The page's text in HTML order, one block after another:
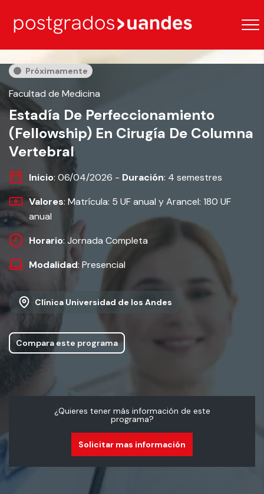
Próximamente
Facultad de Medicina
Estadía De Perfeccionamiento
(Fellowship) En Cirugía De Columna
Vertebral
Inicio: 06/04/2026 - Duración: 4 semestres
Valores: Matrícula: 5 UF anual y Arancel: 180 UF
anual
Horario: Jornada Completa
Modalidad: Presencial
Clínica Universidad de los Andes
Compara este programa
¿Quieres tener más información de este
programa?
Solicitar mas información